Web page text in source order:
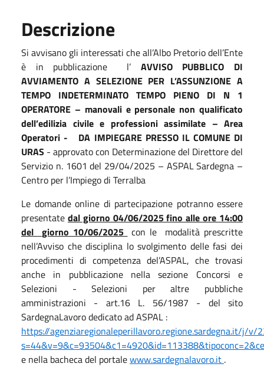
Descrizione
Si avvisano gli interessati che all’Albo Pretorio dell’Ente
è in pubblicazione
l’ AVVISO PUBBLICO DI
AVVIAMENTO A SELEZIONE PER L’ASSUNZIONE A
TEMPO INDETERMINATO TEMPO PIENO DI N 1
OPERATORE – manovali e personale non qualificato
dell’edilizia civile e professioni assimilate – Area
Operatori -
DA IMPIEGARE PRESSO IL COMUNE DI
URAS - approvato con Determinazione del Direttore del
Servizio n. 1601 del 29/04/2025 – ASPAL Sardegna –
Centro per l’Impiego di Terralba
Le domande online di partecipazione potranno essere
presentate dal giorno 04/06/2025 fino alle ore 14:00
del giorno 10/06/2025 con le
modalità prescritte
nell’Avviso che disciplina lo svolgimento delle fasi dei
procedimenti di competenza del’ASPAL, che trovasi
anche in pubblicazione nella sezione Concorsi e
Selezioni - Selezioni per altre pubbliche
amministrazioni - art.16 L. 56/1987 - del sito
SardegnaLavoro dedicato ad ASPAL :
https://agenziaregionaleperillavoro.regione.sardegna.it/j/v/
e nella bacheca del portalewww.sardegnalavoro.it .